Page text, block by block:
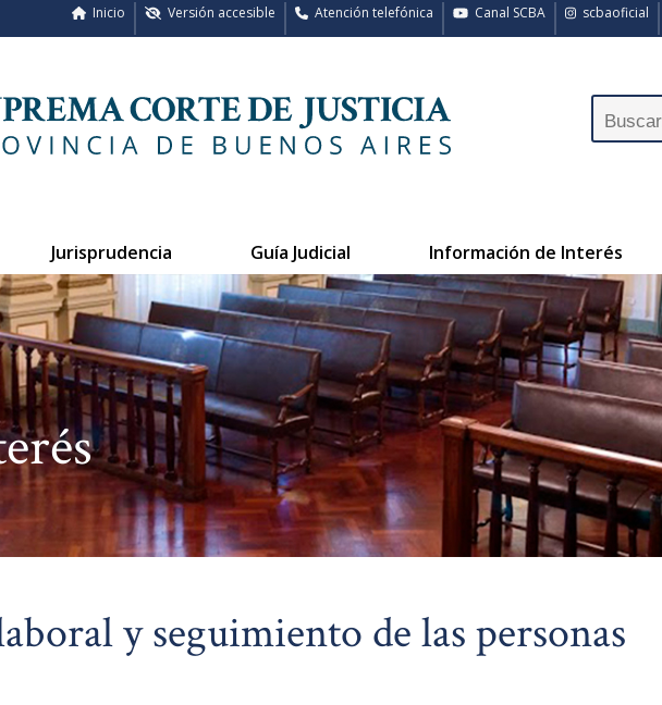
scbaoficial
Canal SCBA
Atención telefónica
Versión accesible
Inicio
Jurisprudencia Guía Judicial Información de Interés
y seguimiento de las personas